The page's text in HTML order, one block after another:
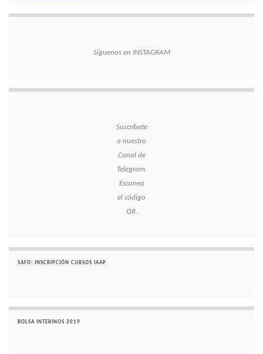
Síguenos en INSTAGRAM
Suscríbete
a nuestro
Canal de
Telegram.
Escanea
el código
QR.
SAFO: INSCRIPCIÓN CURSOS IAAP
BOLSA INTERINOS 2019